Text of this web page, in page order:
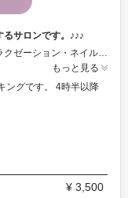
サロンです。♪♪♪
当店は、一つの建物の中に理容室・エステ・リラクゼーション・ネイルサロンがあるお店です。仕事帰りにもご来店できるよう２３時まで営業しております。駐車場完備ですのでお車でのアクセスが非常に便利です。
もっと見る
ングです。 4時半以降
¥ 3,500